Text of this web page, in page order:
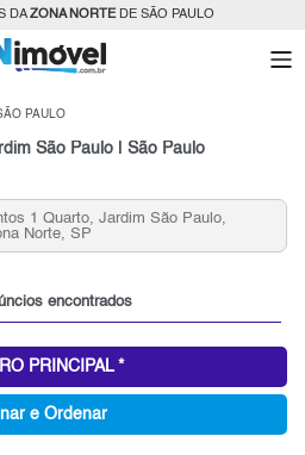
DAZONA NORTEDE SÃO PAULO
PAULO
São Paulo | São Paulo
3 quartos, Jardim São Paulo,
Norte, SP
encontrados
PRINCIPAL *
e Ordenar